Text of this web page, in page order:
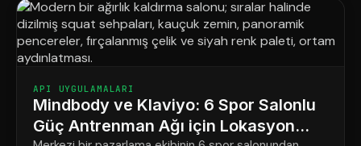
API UYGULAMALARI
Mindbody ve Klaviyo: 6 Spor Salonlu
Güç Antrenman Ağı için Lokasyon